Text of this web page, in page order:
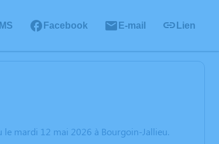
Facebook E-mail Lien
le mardi 12 mai 2026 à Bourgoin-Jallieu.